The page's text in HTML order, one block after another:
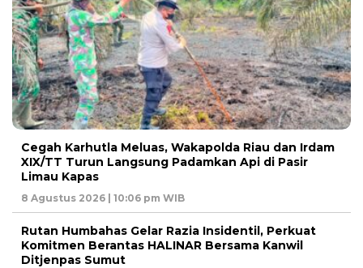
Cegah Karhutla Meluas, Wakapolda Riau dan Irdam
XIX/TT Turun Langsung Padamkan Api di Pasir
Limau Kapas
8 Agustus 2026 | 10:06 pm WIB
Rutan Humbahas Gelar Razia Insidentil, Perkuat
Komitmen Berantas HALINAR Bersama Kanwil
Ditjenpas Sumut